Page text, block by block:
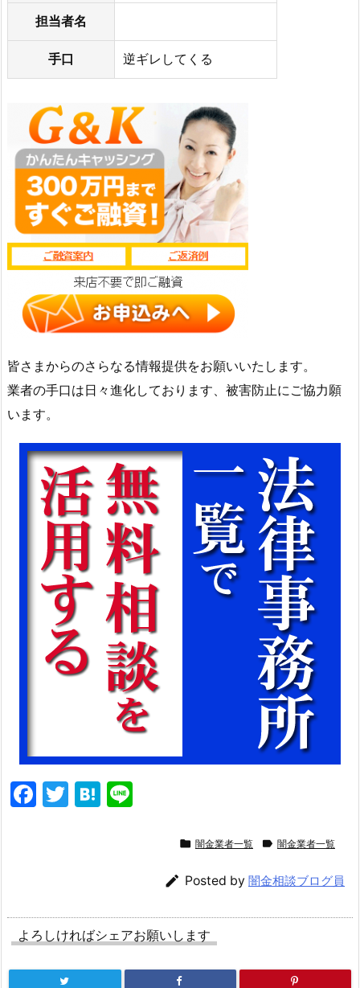
担当者名
手口 逆ギレしてくる
皆さまからのさらなる情報提供をお願いいたします。
業者の手口は日々進化しております、被害防止にご協力願
います。
F
o
o
k
T
H
 闇金業者一覧  闇金業者一覧
 Posted by 闇金相談ブログ員
よろしければシェアお願いします